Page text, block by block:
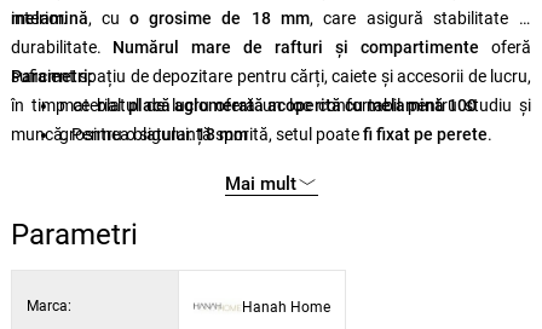
interior.
melamină, cu o grosime de 18 mm, care asigură stabilitate și
durabilitate. Numărul mare de rafturi și compartimente oferă
suficient spațiu de depozitare pentru cărți, caiete și accesorii de lucru,
în timp ce blatul de lucru oferă un loc confortabil pentru studiu și
muncă. Pentru o siguranță sporită, setul poatefi fixat pe perete.
Parametri:
material:placă aglomerată acoperită cu melamină 100
grosimea blatului:18 mm
48,6 × 160 × 22 cm
înălțimea raftului:
dimensiuni raft de perete:
Mai mult
Parametri
Marca: Hanah Home